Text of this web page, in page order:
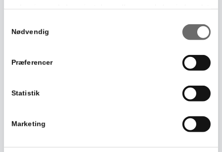
Nødvendig
Præferencer
Statistik
Marketing